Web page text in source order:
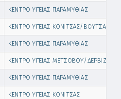
ΚΕΝΤΡΟ ΥΓΕΙΑΣ ΠΑΡΑΜΥΘΙΑΣ
ΚΕΝΤΡΟ ΥΓΕΙΑΣ ΚΟΝΙΤΣΑΣ/ΒΟΥΤΣΑΡΑ
ΚΕΝΤΡΟ ΥΓΕΙΑΣ ΠΑΡΑΜΥΘΙΑΣ
ΚΕΝΤΡΟ ΥΓΕΙΑΣ ΜΕΤΣΟΒΟΥ/
ΚΕΝΤΡΟ ΥΓΕΙΑΣ ΠΑΡΑΜΥΘΙΑΣ
ΚΕΝΤΡΟ ΥΓΕΙΑΣ ΚΟΝΙΤΣΑΣ